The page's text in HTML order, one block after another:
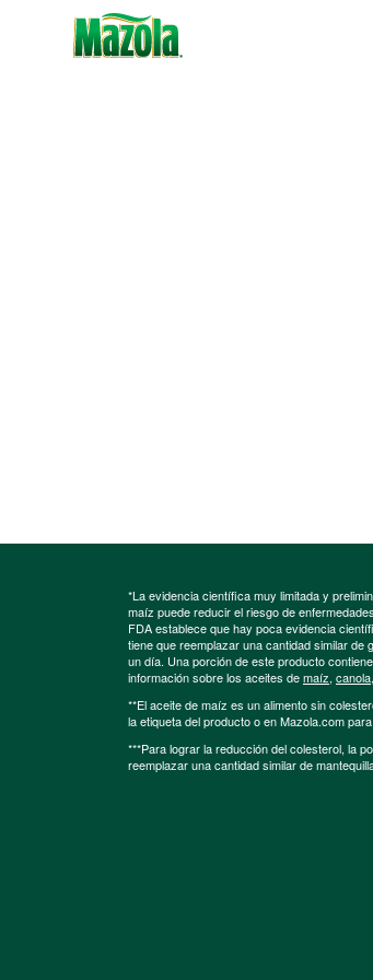
*La evidencia científica muy limitada y
maíz puede reducir el riesgo de
FDA establece que hay poca evidencia
tiene que reemplazar una cantidad similar
un día. Una porción de este producto
información sobre los aceites demaíz, canola,
**El aceite de maíz es un alimento sin
la etiqueta del producto o en Mazola.com
***Para lograr la reducción del colesterol, la
reemplazar una cantidad similar de